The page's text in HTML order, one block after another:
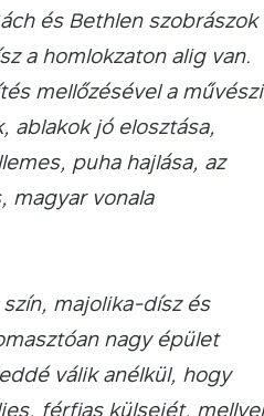
és Bethlen szobrászok
a homlokzaton alig van.
mellőzésével a művészi
ablakok jó elosztása,
puha hajlása, az
magyar vonala
majolika-dísz és
nagy épület
válik anélkül, hogy
férfias külsejét, mellyel